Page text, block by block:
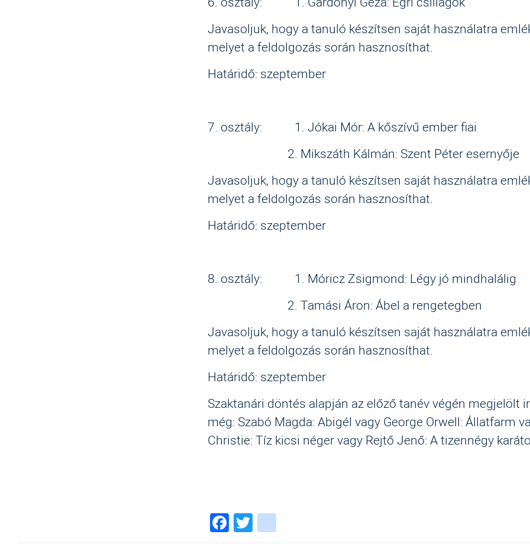
Javasoljuk, hogy a tanuló készítsen saját használatra
melyet a feldolgozás során hasznosíthat.
Határidő: szeptember
7. osztály: 1. Jókai Mór: A kőszívű ember fiai
2. Mikszáth Kálmán: Szent Péter esernyője
Javasoljuk, hogy a tanuló készítsen saját használatra
melyet a feldolgozás során hasznosíthat.
Határidő: szeptember
8. osztály: 1. Móricz Zsigmond: Légy jó mindhalálig
2. Tamási Áron: Ábel a rengetegben
Javasoljuk, hogy a tanuló készítsen saját használatra
melyet a feldolgozás során hasznosíthat.
Határidő: szeptember
Szaktanári döntés alapján az előző tanév végén megjelölt
még: Szabó Magda: Abigél vagy George Orwell: Állatfarm
Christie: Tíz kicsi néger vagy Rejtő Jenő: A tizennégy
Facebook
Twitter